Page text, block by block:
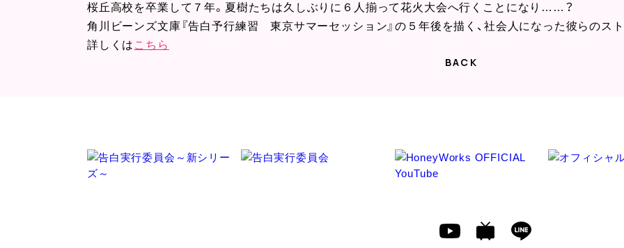
桜丘高校を卒業して７年。夏樹たちは久しぶりに６人揃って花火大会へ行くことになり……？
角川ビーンズ文庫『告白予行練習 東京サマーセッション』の５年後を描く、社会人になった彼らのス
詳しくは こちら
BACK